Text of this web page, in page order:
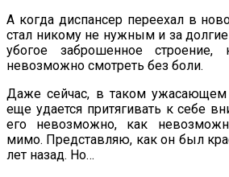
А когда диспансер переехал в
стал никому не нужным и за
убогое заброшенное строение,
невозможно смотреть без боли.
Даже сейчас, в таком ужасающем
еще удается притягивать к себе
его невозможно, как
мимо. Представляю, как он был
лет назад. Но…